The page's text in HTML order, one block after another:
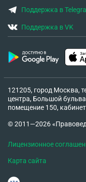
Поддержка в
Поддержка в VK
121205, город Москва,
центра, Большой
помещение 150,
© 2011—2026
Лицензионное
Карта сайта